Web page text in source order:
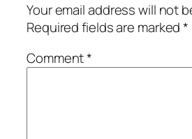
Your email address will not
Required fields are marked*
Comment*